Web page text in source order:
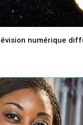
numérique